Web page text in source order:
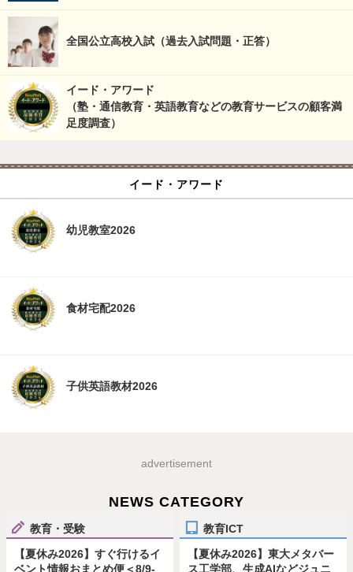
全国公立高校入試（過去入試問題・正答）
イード・アワード
（塾・通信教育・英語教育などの教育サービスの顧客満
足度調査）
イード・アワード
幼児教室2026
食材宅配2026
子供英語教材2026
advertisement
NEWS CATEGORY
教育・受験
【夏休み2026】すぐ行けるイ
ベント情報おまとめ便＜8/9-
教育ICT
【夏休み2026】東大メタバー
ス工学部、生成AIなどジュニ